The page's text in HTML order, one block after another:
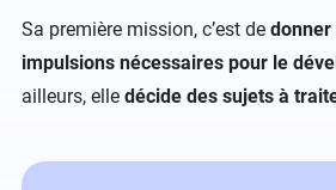
Sa première mission, c’est de donner
impulsions nécessaires pour le
ailleurs, elle décide des sujets à